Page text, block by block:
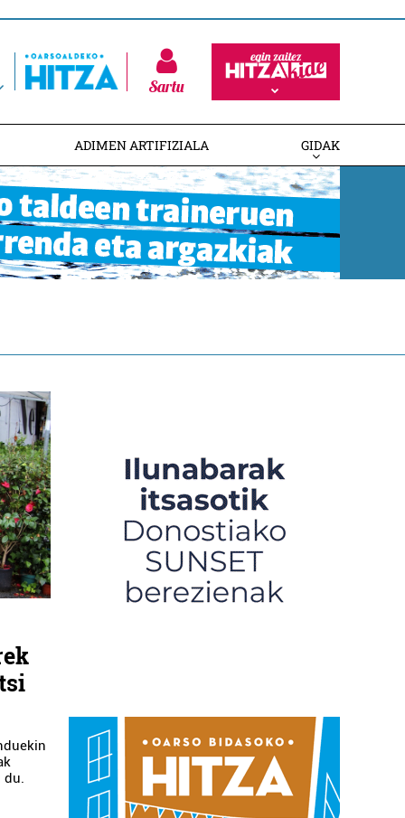
Sartu
ADIMEN ARTIFIZIALA GIDAK
du.